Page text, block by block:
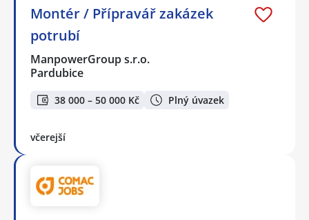
Montér / Přípravář zakázek
potrubí
ManpowerGroup s.r.o.
Pardubice
38 000 – 50 000 Kč Plný úvazek
včerejší